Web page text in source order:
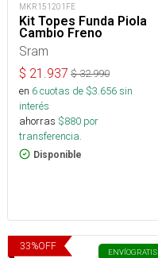
MKR151201FE
Kit Topes Funda Piola
Cambio Freno
Sram
$ 21.937 $32.990
en 6cuotas de $3.656sin
interés
ahorras $880 por
transferencia.
Disponible
33%OFF
ENVÍOGRATIS